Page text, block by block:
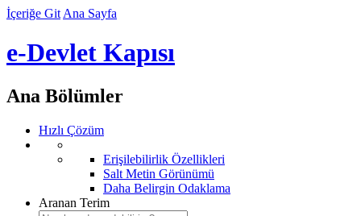
İçeriğe Git Ana Sayfa
e-Devlet Kapısı
Ana Bölümler
Hızlı Çözüm
Erişilebilirlik Özellikleri
Salt Metin Görünümü
Daha Belirgin Odaklama
Aranan Terim